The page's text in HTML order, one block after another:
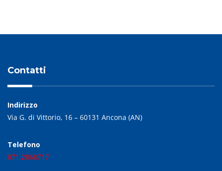
Contatti
Indirizzo
Via G. di Vittorio, 16 – 60131 Ancona (AN)
Telefono
071.2868717